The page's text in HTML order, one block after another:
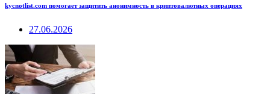
kycnotlist.com помогает защитить анонимность в криптовалютных операциях
27.06.2026